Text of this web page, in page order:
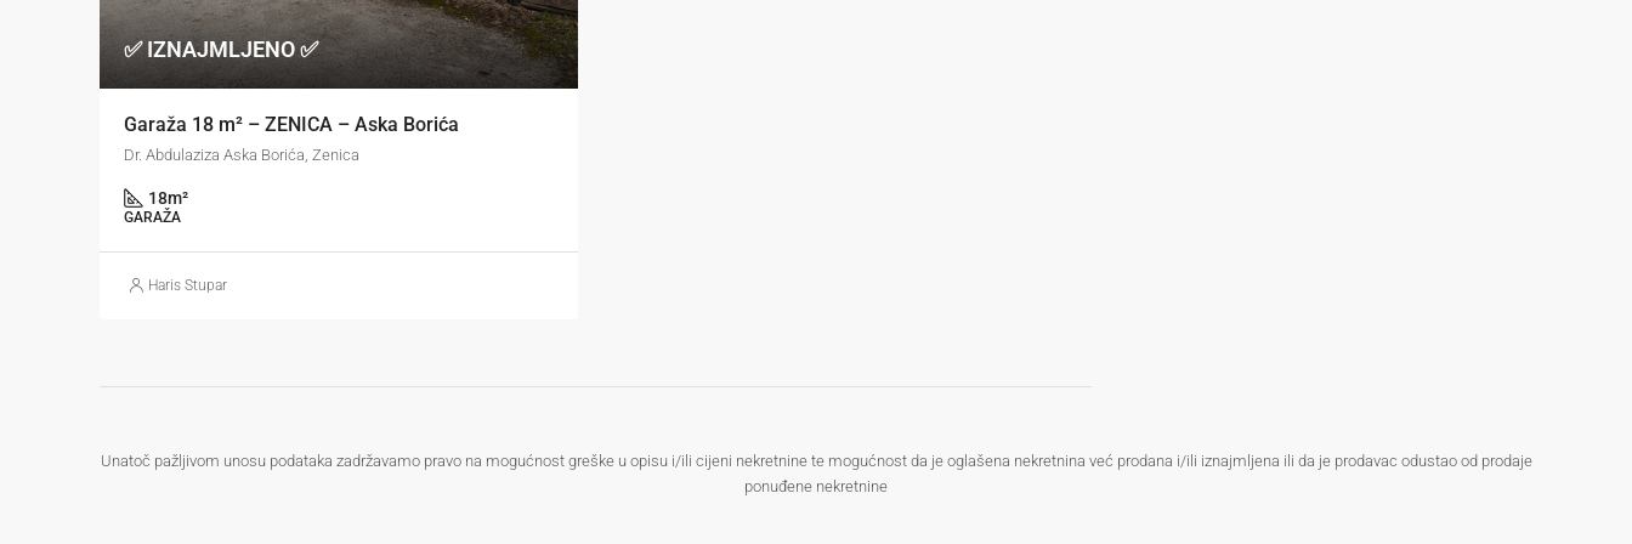
✅ IZNAJMLJENO ✅
Garaža 18 m² – ZENICA – Aska Borića
Dr. Abdulaziza Aska Borića, Zenica
18m²
GARAŽA
Haris Stupar
Unatoč pažljivom unosu podataka zadržavamo pravo na mogućnost greške u opisu i/ili cijeni nekretnine te mogućnost da je oglašena nekretnina već prodana i/ili iznajmljena ili da je prodavac odustao od prodaje
ponuđene nekretnine